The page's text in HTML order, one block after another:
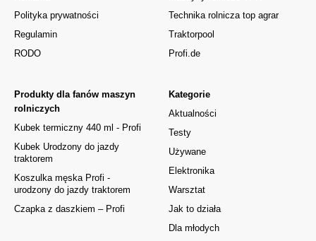
Polityka prywatności
Regulamin
RODO
Kategorie
Aktualności
Testy
Używane
Elektronika
Warsztat
Jak to działa
Dla młodych
Produkty dla fanów maszyn
rolniczych
Kubek termiczny 440 ml - Profi
Kubek Urodzony do jazdy
traktorem
Koszulka męska Profi -
urodzony do jazdy traktorem
Czapka z daszkiem – Profi
Technika rolnicza top agrar
Traktorpool
Profi.de